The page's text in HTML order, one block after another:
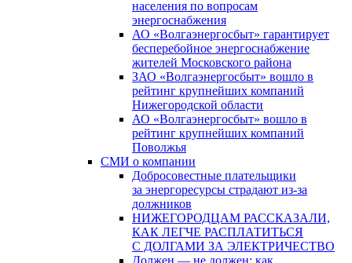
населения по вопросам
энергоснабжения
АО «Волгаэнергосбыт» гарантирует
бесперебойное энергоснабжение
жителей Московского района
ЗАО «Волгаэнергосбыт» вошло в
рейтинг крупнейших компаний
Нижегородской области
АО «Волгаэнергосбыт» вошло в
рейтинг крупнейших компаний
Поволжья
СМИ о компании
Добросовестные плательщики
за энергоресурсы страдают из-за
должников
НИЖЕГОРОДЦАМ РАССКАЗАЛИ,
КАК ЛЕГЧЕ РАСПЛАТИТЬСЯ
С ДОЛГАМИ ЗА ЭЛЕКТРИЧЕСТВО